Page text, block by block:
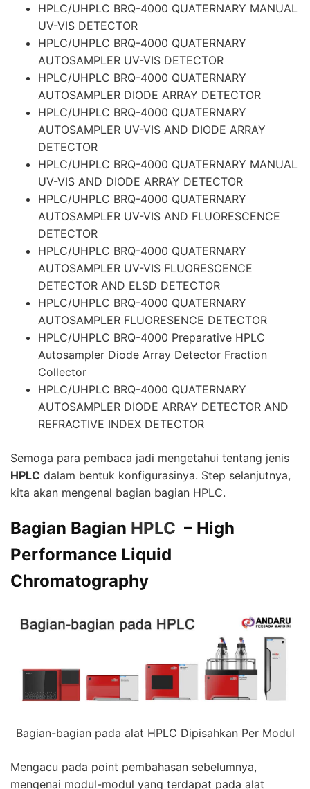
HPLC/UHPLC BRQ-4000 QUATERNARY MANUAL
UV-VIS DETECTOR
HPLC/UHPLC BRQ-4000 QUATERNARY
AUTOSAMPLER UV-VIS DETECTOR
HPLC/UHPLC BRQ-4000 QUATERNARY
AUTOSAMPLER DIODE ARRAY DETECTOR
HPLC/UHPLC BRQ-4000 QUATERNARY
AUTOSAMPLER UV-VIS AND DIODE ARRAY
DETECTOR
HPLC/UHPLC BRQ-4000 QUATERNARY MANUAL
UV-VIS AND DIODE ARRAY DETECTOR
HPLC/UHPLC BRQ-4000 QUATERNARY
AUTOSAMPLER UV-VIS AND FLUORESCENCE
DETECTOR
HPLC/UHPLC BRQ-4000 QUATERNARY
AUTOSAMPLER UV-VIS FLUORESCENCE
DETECTOR AND ELSD DETECTOR
HPLC/UHPLC BRQ-4000 QUATERNARY
AUTOSAMPLER FLUORESENCE DETECTOR
HPLC/UHPLC BRQ-4000 Preparative HPLC
Autosampler Diode Array Detector Fraction
Collector
HPLC/UHPLC BRQ-4000 QUATERNARY
AUTOSAMPLER DIODE ARRAY DETECTOR AND
REFRACTIVE INDEX DETECTOR
Semoga para pembaca jadi mengetahui tentang jenis
HPLC dalam bentuk konfigurasinya. Step selanjutnya,
kita akan mengenal bagian bagian HPLC.
Bagian Bagian HPLC – High
Performance Liquid
Chromatography
Bagian-bagian pada alat HPLC Dipisahkan Per Modul
Mengacu pada point pembahasan sebelumnya,
mengenai modul-modul yang terdapat pada alat